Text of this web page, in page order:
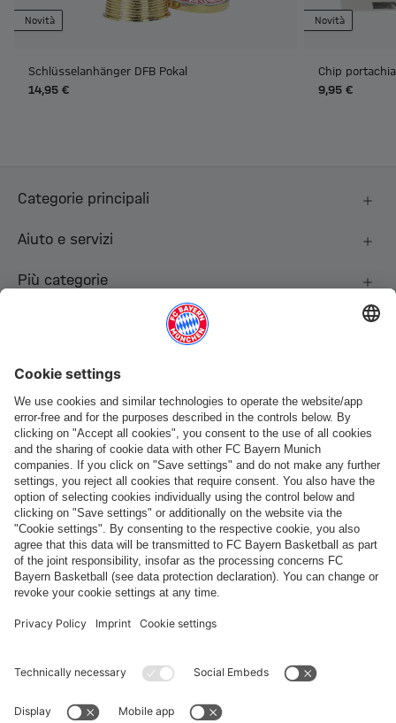
Novità
Schlüsselanhänger DFB Pokal
14,95 €
Novità
Chip
9,95 €
Categorie principali
Aiuto e servizi
Più categorie
Pagamento e consegna
FC Bayern Store App
RECESSO